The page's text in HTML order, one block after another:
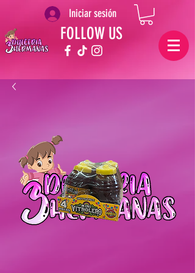
Iniciar sesión
FOLLOW US